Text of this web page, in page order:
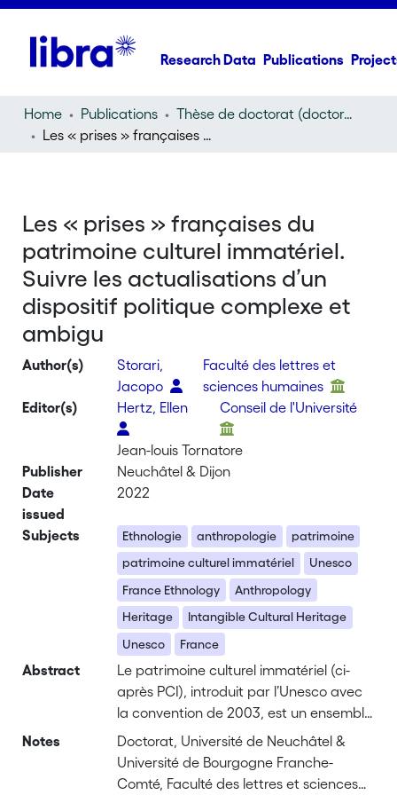
Research Data Publications
Home Publications
Thèse de doctorat (doctoral thesis)
Les « prises » françaises du patrimoine culturel immatériel. Suivre les actualisations d’un dispositif politique complexe et ambigu
Les « prises » françaises du
patrimoine culturel immatériel.
Suivre les actualisations d’un
dispositif politique complexe et
ambigu
Author(s)
Storari,
Jacopo
Faculté des lettres et
sciences humaines
Editor(s)
Hertz, Ellen Conseil de l'Université
Jean-louis Tornatore
Publisher
Neuchâtel & Dijon
Date
issued
2022
Subjects Ethnologie anthropologie
patrimoine
patrimoine culturel immatériel
Unesco
France Ethnology
Anthropology
Heritage
Intangible Cultural Heritage
Unesco
France
Abstract
Le patrimoine culturel immatériel (ci-
après PCI), introduit par l’Unesco avec
la convention de 2003, est un ensemble
complexe et ambigu qui prend
différentes formes selon qu’il est entre
les mains d’institutions patrimoniales
Notes
Doctorat, Université de Neuchâtel &
Université de Bourgogne Franche-
Comté, Faculté des lettres et sciences